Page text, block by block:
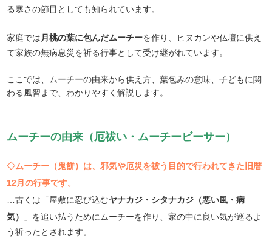
る寒さの節目としても知られています。
家庭では月桃の葉に包んだムーチーを作り、ヒヌカンや仏壇に供え
て家族の無病息災を祈る行事として受け継がれています。
ここでは、ムーチーの由来から供え方、葉包みの意味、子どもに関
わる風習まで、わかりやすく解説します。
ムーチーの由来（厄祓い・ムーチービーサー）
◇ムーチー（鬼餅）は、邪気や厄災を祓う目的で行われてきた旧暦
12月の行事です。
…古くは「屋敷に忍び込むヤナカジ・シタナカジ（悪い風・病
気）
」を追い払うためにムーチーを作り、家の中に良い気が巡るよ
う祈ったとされます。